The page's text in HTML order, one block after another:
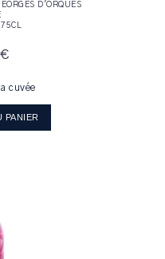
D'ORQUES
75CL
cuvée
PANIER